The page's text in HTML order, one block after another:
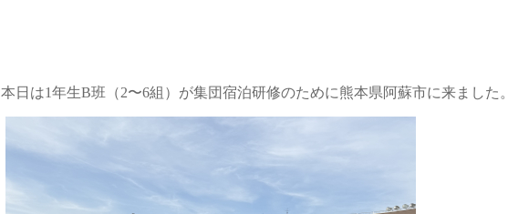
本日は1年生B班（2〜6組）が集団宿泊研修のために熊本県阿蘇市に来ました。